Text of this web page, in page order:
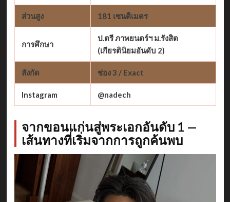
ส่วนสูง 181 เซนติเมตร
การศึกษา
ป.ตรี ภาพยนตร์ฯ ม.รังสิต
(เกียรตินิยมอันดับ 2)
สังกัด ช่อง 3 / Exact
Instagram @nadech
จากขอนแก่นสู่พระเอกอันดับ 1 —
เส้นทางที่เริ่มจากการถูกค้นพบ